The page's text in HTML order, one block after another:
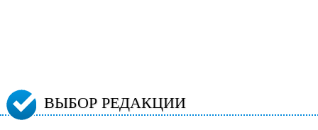
ВЫБОР РЕДАКЦИИ